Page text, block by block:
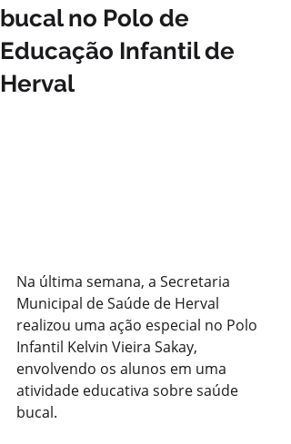
bucal no Polo de
Educação Infantil de
Herval
Na última semana, a Secretaria
Municipal de Saúde de Herval
realizou uma ação especial no Polo
Infantil Kelvin Vieira Sakay,
envolvendo os alunos em uma
atividade educativa sobre saúde
bucal.